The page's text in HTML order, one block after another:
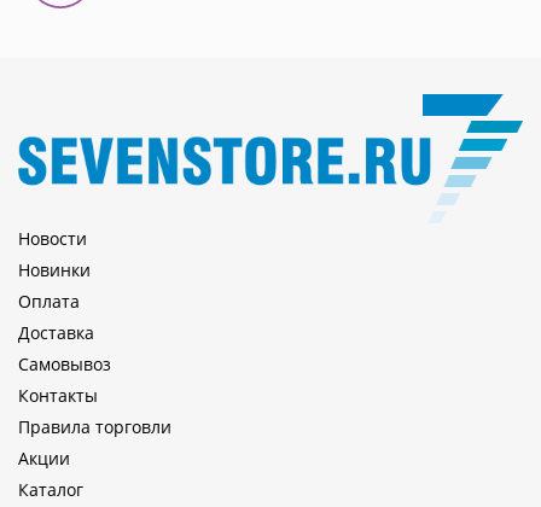
Новости
Новинки
Оплата
Доставка
Самовывоз
Контакты
Правила торговли
Акции
Каталог